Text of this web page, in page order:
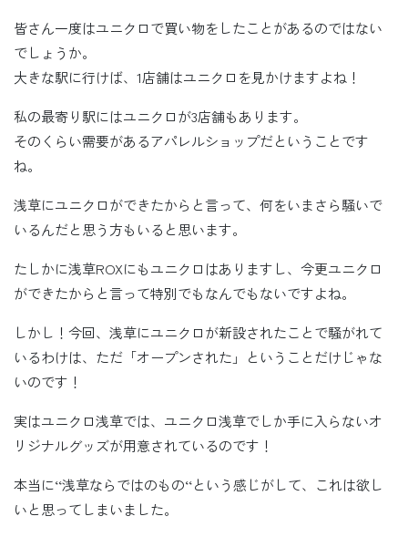
皆さん一度はユニクロで買い物をしたことがあるのではない
でしょうか。
大きな駅に行けば、1店舗はユニクロを見かけますよね！
私の最寄り駅にはユニクロが3店舗もあります。
そのくらい需要があるアパレルショップだということです
ね。
浅草にユニクロができたからと言って、何をいまさら騒いで
いるんだと思う方もいると思います。
たしかに浅草ROXにもユニクロはありますし、今更ユニクロ
ができたからと言って特別でもなんでもないですよね。
しかし！今回、浅草にユニクロが新設されたことで騒がれて
いるわけは、ただ「オープンされた」ということだけじゃな
いのです！
実はユニクロ浅草では、ユニクロ浅草でしか手に入らないオ
リジナルグッズが用意されているのです！
本当に‘‘浅草ならではのもの‘‘という感じがして、これは欲し
いと思ってしまいました。